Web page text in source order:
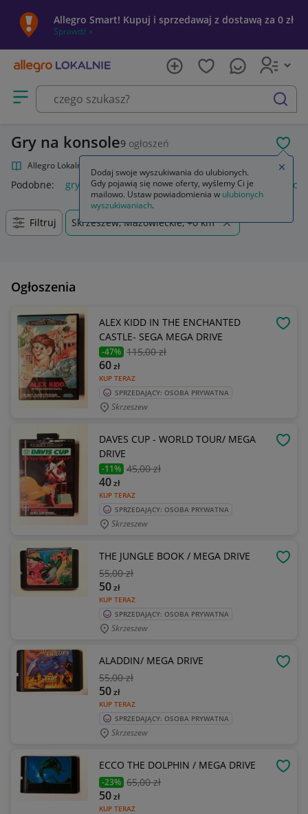
Allegro Smart! Kupuj i sprzedawaj z dostawą za 0 zł
Sprawdź »
Otwórz menu z kategoriami
szukaj
Gry na konsole9 ogłoszeń
Allegro Lokalnie
Podobne: gry na konsole gry na konsolę ps5 gry na
Filtruj Skrzeszew, Mazowieckie, +0 km
Ogłoszenia
ALEX KIDD IN THE ENCHANTED
CASTLE- SEGA MEGA DRIVE
-47% 115,00 zł
KUP TERAZ
60zł
SPRZEDAJĄCY: OSOBA PRYWATNA
Skrzeszew
DAVES CUP - WORLD TOUR/ MEGA
DRIVE
-11% 45,00 zł
KUP TERAZ
40zł
SPRZEDAJĄCY: OSOBA PRYWATNA
Skrzeszew
THE JUNGLE BOOK / MEGA DRIVE
55,00 zł
KUP TERAZ
50zł
SPRZEDAJĄCY: OSOBA PRYWATNA
Skrzeszew
ALADDIN/ MEGA DRIVE
55,00 zł
KUP TERAZ
50zł
SPRZEDAJĄCY: OSOBA PRYWATNA
Skrzeszew
ECCO THE DOLPHIN / MEGA DRIVE
-23% 65,00 zł
KUP TERAZ
50zł
Dodaj swoje wyszukiwania do ulubionych.
Gdy pojawią się nowe oferty, wyślemy Ci je
mailowo. Ustaw powiadomienia w ulubionych
wyszukiwaniach.